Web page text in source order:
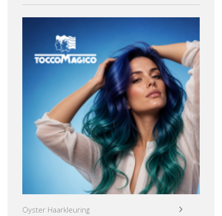
Oyster Haarkleuring